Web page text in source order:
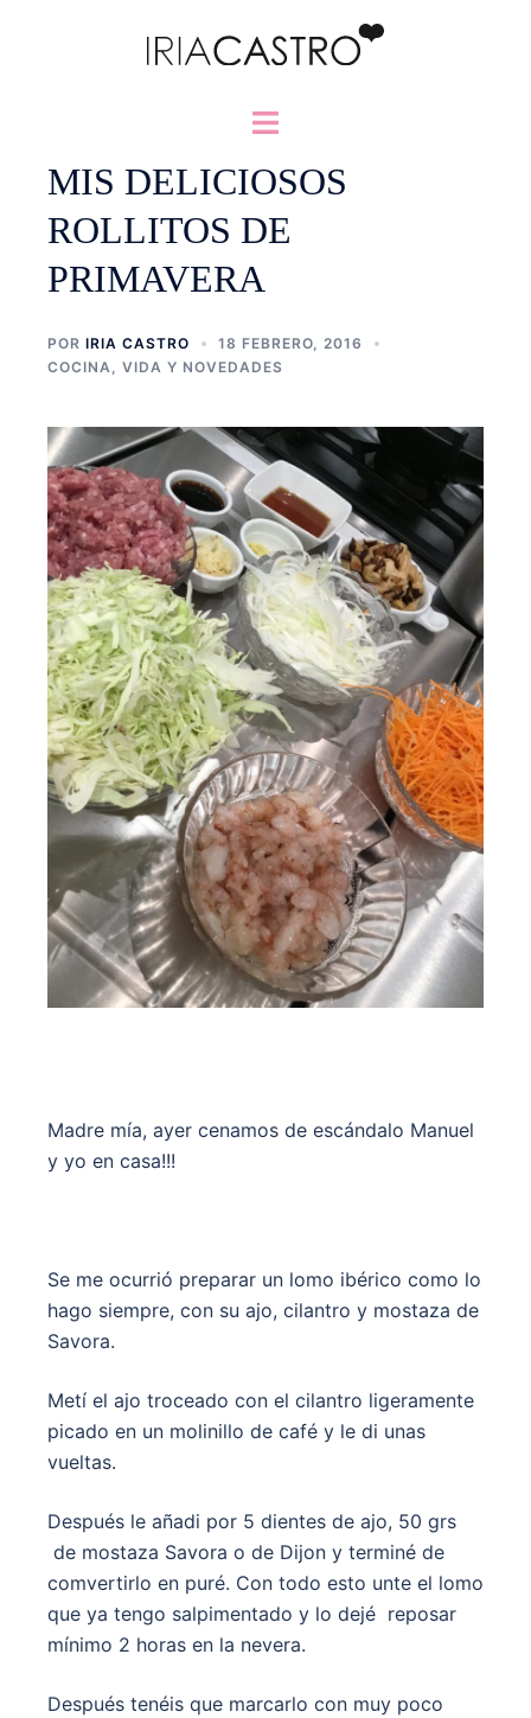
Alternar
MIS DELICIOSOS
ROLLITOS DE
PRIMAVERA
POR IRIA CASTRO
18 FEBRERO, 2016
COCINA
VIDA Y NOVEDADES
Madre mía, ayer cenamos de escándalo Manuel
y yo en casa!!!
Se me ocurrió preparar un lomo ibérico como lo
hago siempre, con su ajo, cilantro y mostaza de
Savora.
Metí el ajo troceado con el cilantro ligeramente
picado en un molinillo de café y le di unas
vueltas.
Después le añadi por 5 dientes de ajo, 50 grs
de mostaza Savora o de Dijon y terminé de
comvertirlo en puré. Con todo esto unte el lomo
que ya tengo salpimentado y lo dejé reposar
mínimo 2 horas en la nevera.
Después tenéis que marcarlo con muy poco